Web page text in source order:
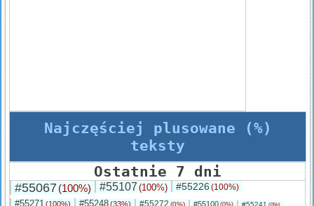
Najczęściej plusowane (%)
teksty
Ostatnie 7 dni
#55067 (100%) #55107 (100%) #55226 (100%)
#55271(100%) #55248(33%) (0%) #55100 #55241